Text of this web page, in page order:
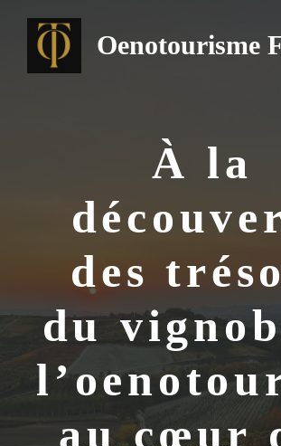
contenu
Oenotourisme
À la
des
du
au cœur